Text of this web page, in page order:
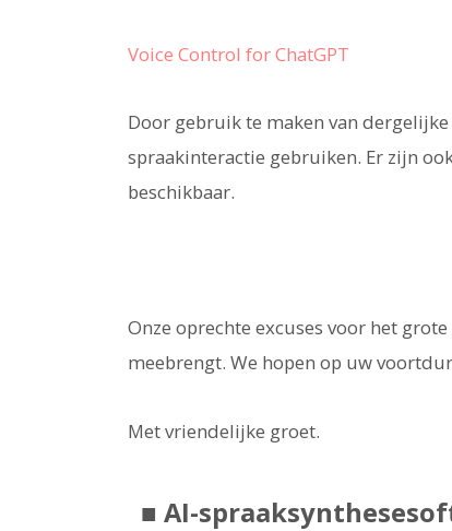
Voice Control for ChatGPT
Door gebruik te maken van
spraakinteractie gebruiken. Er zijn
beschikbaar.
Onze oprechte excuses voor het
meebrengt. We hopen op uw
Met vriendelijke groet.
■ AI-